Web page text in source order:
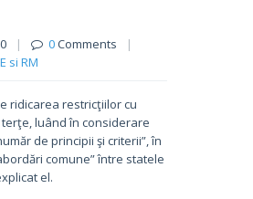
| 0Comments
|
si RM
ridicarea restricţiilor cu
luând în considerare
de principii şi criterii”, în
comune” între statele
el.